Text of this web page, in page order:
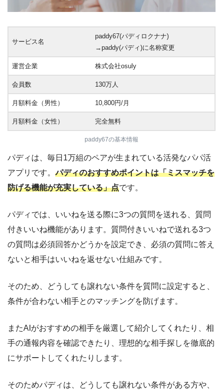
サービス名
paddy67(パディロクナナ)
→paddy(パディ)に名称変更
運営企業 株式会社osuly
会員数 130万人
月額料金（男性） 10,800円/月
月額料金（女性） 完全無料
paddy67の基本情報
パディは、毎日1万組のペアが生まれている活発なパパ活
アプリです。パディのおすすめポイントは「ミスマッチを
防げる機能が充実している」点です。
パディでは、いいねを送る際に3つの質問を送れる、質問
付きいいね機能があります。質問付きいいねで送れる3つ
の質問は必須回答かどうかを設定でき、必須の質問に答え
ないと相手はいいねを返せない仕組みです。
そのため、どうしても譲れない条件を質問に設定すると、
条件が合わない相手とのマッチングを防げます。
またAIがおすすめの相手を厳選して紹介してくれたり、相
手の通報内容を確認できたり、理想的な相手探しを徹底的
にサポートしてくれたりします。
そのためパディは、どうしても譲れない条件がある方や、